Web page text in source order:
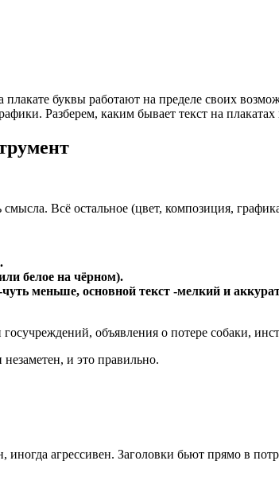
буквы работают на пределе своих
Разберем, каким бывает текст на
Всё остальное (цвет, композиция,
белое на чёрном).
меньше, основной текст -мелкий и
объявления о потере собаки,
и это правильно.
агрессивен. Заголовки бьют прямо в